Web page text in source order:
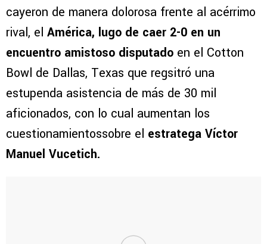
cayeron de manera dolorosa frente al acérrimo
rival, el América, lugo de caer 2-0 en un
encuentro amistoso disputado en el Cotton
Bowl de Dallas, Texas que regsitró una
estupenda asistencia de más de 30 mil
aficionados, con lo cual aumentan los
cuestionamientossobre el estratega Víctor
Manuel Vucetich.